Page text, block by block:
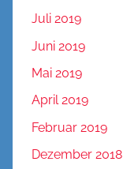
Juli 2019
Juni 2019
Mai 2019
April 2019
Februar 2019
Dezember 2018